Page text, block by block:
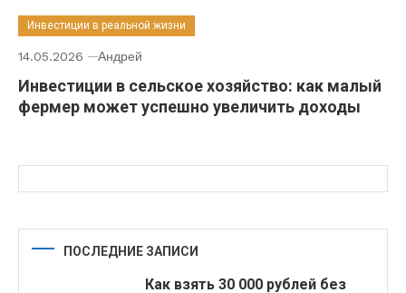
Инвестиции в реальной жизни
14.05.2026 Андрей
Инвестиции в сельское хозяйство: как малый
фермер может успешно увеличить доходы
ПОСЛЕДНИЕ ЗАПИСИ
Как взять 30 000 рублей без